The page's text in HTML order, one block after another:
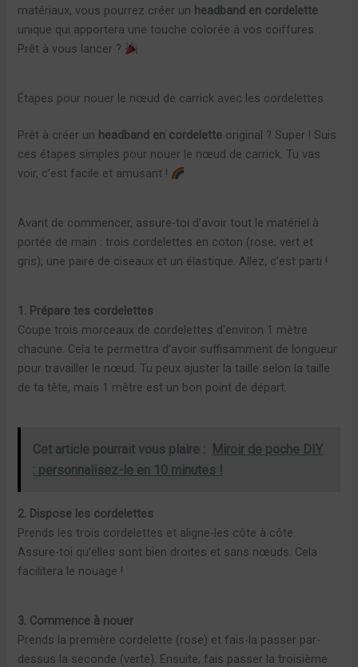
matériaux, vous pourrez créer un headband en cordelette
unique qui apportera une touche colorée à vos coiffures.
Prêt à vous lancer ?
Étapes pour nouer le nœud de carrick avec les cordelettes
Prêt à créer un headband en cordelette original ? Super ! Suis
ces étapes simples pour nouer le nœud de carrick. Tu vas
voir, c’est facile et amusant !
Avant de commencer, assure-toi d’avoir tout le matériel à
portée de main : trois cordelettes en coton (rose, vert et
gris), une paire de ciseaux et un élastique. Allez, c’est parti !
1. Prépare tes cordelettes
Coupe trois morceaux de cordelettes d’environ 1 mètre
chacune. Cela te permettra d’avoir suffisamment de longueur
pour travailler le nœud. Tu peux ajuster la taille selon la taille
de ta tête, mais 1 mètre est un bon point de départ.
Cet article pourrait vous plaire :
Miroir de poche DIY
: personnalisez-le en 10 minutes !
2. Dispose les cordelettes
Prends les trois cordelettes et aligne-les côte à côte.
Assure-toi qu’elles sont bien droites et sans nœuds. Cela
facilitera le nouage !
3. Commence à nouer
Prends la première cordelette (rose) et fais-la passer par-
dessus la seconde (verte). Ensuite, fais passer la troisième